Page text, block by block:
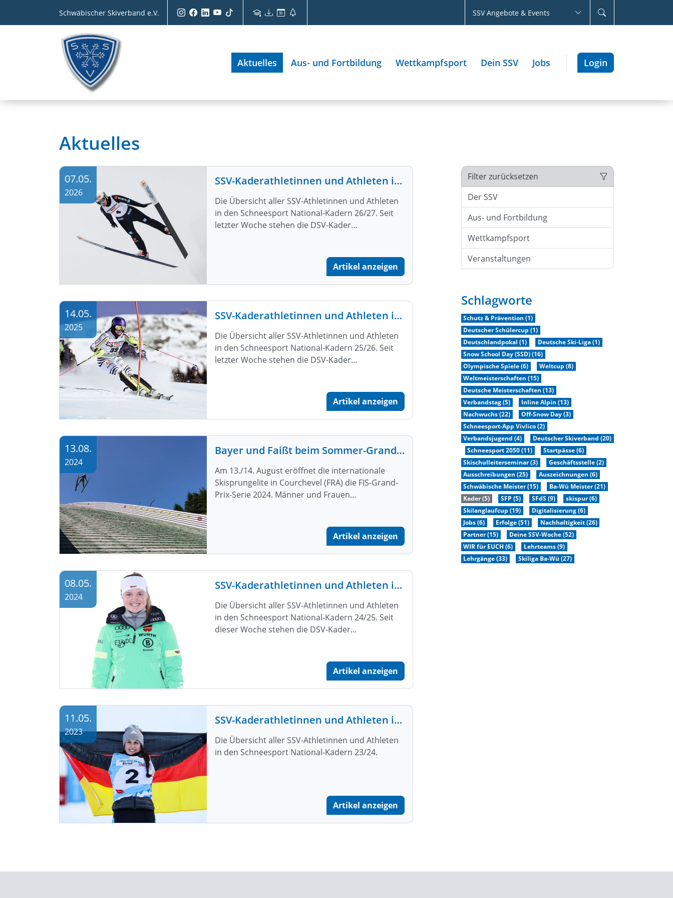
Schwäbischer Skiverband e.V. SSV Angebote & Events
Aktuelles Aus- und Fortbildung Wettkampfsport Dein SSV Jobs Login
Aktuelles
SSV-Kaderathletinnen und Athleten in den DSV Nationalkadern 26/27
Die Übersicht aller SSV-Athletinnen und Athleten
in den Schneesport National-Kadern 26/27. Seit
letzter Woche stehen die DSV-Kader…
Artikel anzeigen
07.05.
2026
SSV-Kaderathletinnen und Athleten in den DSV Nationalkadern 25/26
Die Übersicht aller SSV-Athletinnen und Athleten
in den Schneesport National-Kadern 25/26. Seit
letzter Woche stehen die DSV-Kader…
Artikel anzeigen
14.05.
2025
Bayer und Faißt beim Sommer-Grand-Prix
Am 13./14. August eröffnet die internationale
Skisprungelite in Courchevel (FRA) die FIS-Grand-
Prix-Serie 2024. Männer und Frauen…
Artikel anzeigen
13.08.
2024
SSV-Kaderathletinnen und Athleten in den DSV Nationalkadern 24/25
Die Übersicht aller SSV-Athletinnen und Athleten
in den Schneesport National-Kadern 24/25. Seit
dieser Woche stehen die DSV-Kader…
Artikel anzeigen
08.05.
2024
SSV-Kaderathletinnen und Athleten in den Nationalkadern 23 /24
Die Übersicht aller SSV-Athletinnen und Athleten
in den Schneesport National-Kadern 23/24.
Artikel anzeigen
11.05.
2023
Filter zurücksetzen
Der SSV
Aus- und Fortbildung
Wettkampfsport
Veranstaltungen
Schlagworte
Schutz & Prävention (1)
Deutscher Schülercup (1)
Deutschlandpokal (1)
Deutsche Ski-Liga (1)
Snow School Day (SSD) (16)
Olympische Spiele (6)
Weltcup (8)
Weltmeisterschaften (15)
Deutsche Meisterschaften (13)
Verbandstag (5)
Inline Alpin (13)
Nachwuchs (22)
Off-Snow Day (3)
Schneesport-App Vivlico (2)
Verbandsjugend (4)
Deutscher Skiverband (20)
Schneesport 2050 (11)
Startpässe (6)
Skischulleiterseminar (3)
Geschäftsstelle (2)
Ausschreibungen (25)
Auszeichnungen (6)
Schwäbische Meister (15)
Ba-Wü Meister (21)
Kader (5)
SFP (5) SFdS (9)
skispur (6)
Skilanglaufcup (19)
Digitalisierung (6)
Jobs (6)
Erfolge (51)
Nachhaltigkeit (26)
Partner (15)
Deine SSV-Woche (52)
WIR für EUCH (6)
Lehrteams (9)
Lehrgänge (33)
Skiliga Ba-Wü (27)